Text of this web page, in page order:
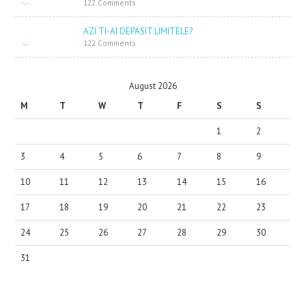
122 Comments
AZI TI-AI DEPASIT LIMITELE?
122 Comments
August 2026
M
T W T F S S
1 2
3 4 5 6 7 8 9
10 11 12 13 14 15 16
17 18 19 20 21 22 23
24 25 26 27 28 29 30
31